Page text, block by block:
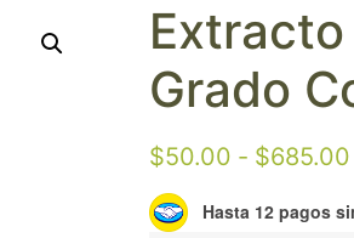
Grado
$50.00 - $685.00
Hasta 12 pagos